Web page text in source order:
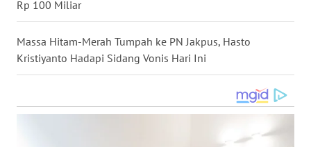
Rp 100 Miliar
Massa Hitam-Merah Tumpah ke PN Jakpus, Hasto
Kristiyanto Hadapi Sidang Vonis Hari Ini
WN
BALI
WN
KALBAR
WN